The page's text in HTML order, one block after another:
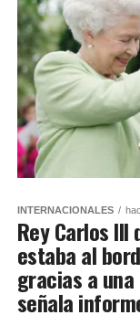
INTERNACIONALES
Rey Carlos
estaba al
gracias a
señala